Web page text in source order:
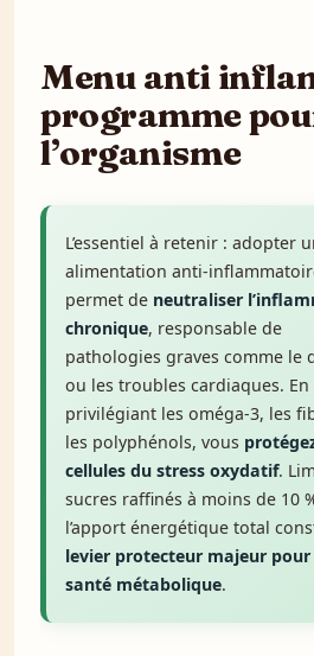
Menu anti
programme
l’organisme
L’essentiel à retenir : adopter
alimentation anti-
permet de neutraliser
chronique, responsable de
pathologies graves comme le
ou les troubles cardiaques. En
privilégiant les oméga-3, les
les polyphénols, vous
cellules du stress oxydatif.
sucres raffinés à moins de 10
l’apport énergétique total
levier protecteur majeur
santé métabolique.